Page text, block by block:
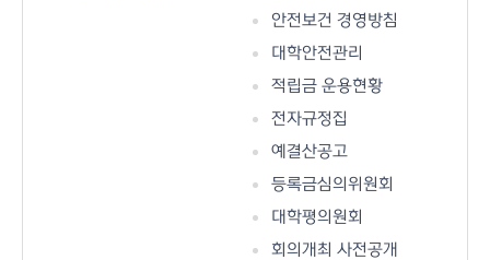
안전보건 경영방침
대학안전관리
적립금 운용현황
전자규정집
예결산공고
등록금심의위원회
대학평의원회
회의개최 사전공개